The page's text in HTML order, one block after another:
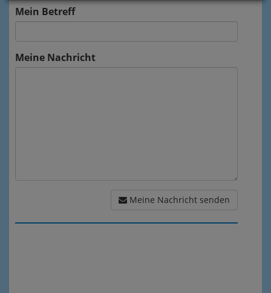
Mein Betreff
Meine Nachricht
Meine Nachricht senden